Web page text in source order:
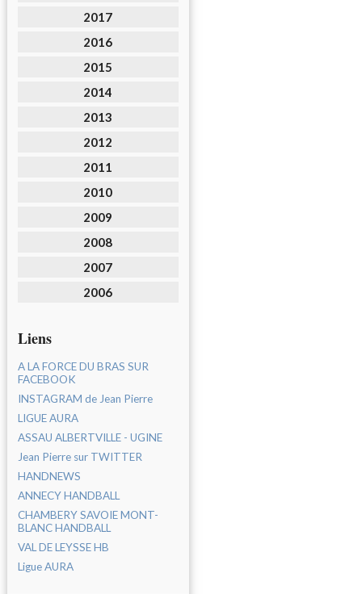
2017
2016
2015
2014
2013
2012
2011
2010
2009
2008
2007
2006
Liens
A LA FORCE DU BRAS SUR
FACEBOOK
INSTAGRAM de Jean Pierre
LIGUE AURA
ASSAU ALBERTVILLE - UGINE
Jean Pierre sur TWITTER
HANDNEWS
ANNECY HANDBALL
CHAMBERY SAVOIE MONT-
BLANC HANDBALL
VAL DE LEYSSE HB
Ligue AURA